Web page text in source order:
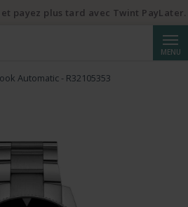
MENU
Automatic - R32105353
payez plus tard avec Twint PayLater.